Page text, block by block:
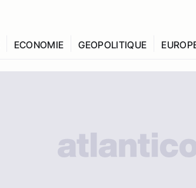
ECONOMIE GEOPOLITIQUE